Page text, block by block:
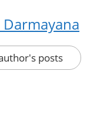
Darmayana
posts